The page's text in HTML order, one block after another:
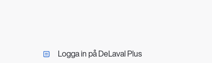
Logga in på DeLaval Plus